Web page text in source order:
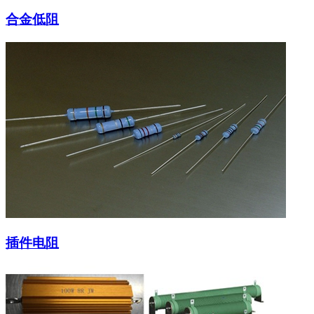
合金低阻
插件电阻